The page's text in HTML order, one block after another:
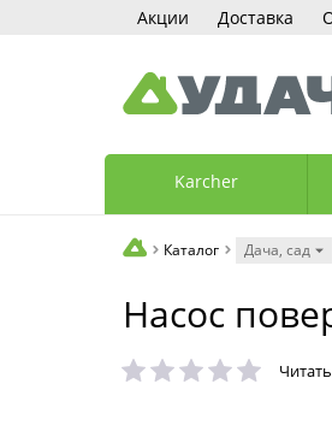
Акции Доставка
Karcher
Каталог Дача, сад
Насос